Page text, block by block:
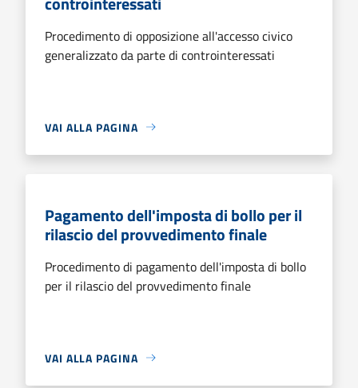
Procedimento di opposizione all'accesso civico
generalizzato da parte di controinteressati
VAI ALLA PAGINA
Pagamento dell'imposta di bollo per il
rilascio del provvedimento finale
Procedimento di pagamento dell'imposta di bollo
per il rilascio del provvedimento finale
VAI ALLA PAGINA